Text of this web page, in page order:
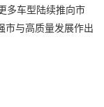
多车型陆续推向市
市与高质量发展作出